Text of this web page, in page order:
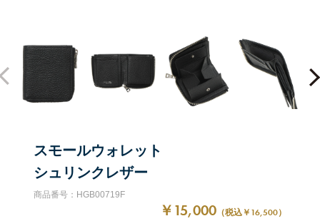
スモールウォレット
シュリンクレザー
商品番号：HGB00719F
￥15,000 （税込￥16,500）